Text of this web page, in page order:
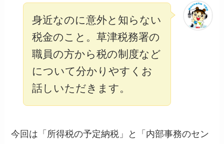
身近なのに意外と知らない
税金のこと。草津税務署の
職員の方から税の制度など
について分かりやすくお
話しいただきます。
今回は「所得税の予定納税」と「内部事務のセン